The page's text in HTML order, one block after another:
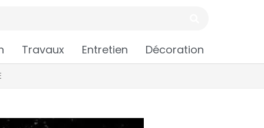
Travaux Entretien Décoration